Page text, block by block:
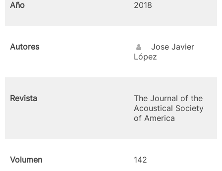
Año 2018
Autores
Jose Javier
López
Revista
The Journal of the
Acoustical Society
of America
Volumen 142